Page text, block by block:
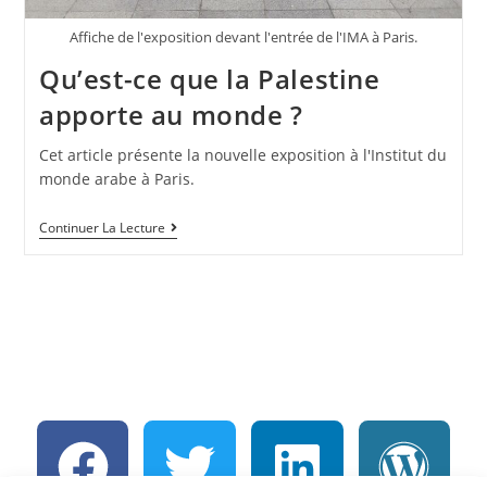
Affiche de l'exposition devant l'entrée de l'IMA à Paris.
Qu’est-ce que la Palestine
apporte au monde ?
Cet article présente la nouvelle exposition à l'Institut du
monde arabe à Paris.
Continuer La Lecture